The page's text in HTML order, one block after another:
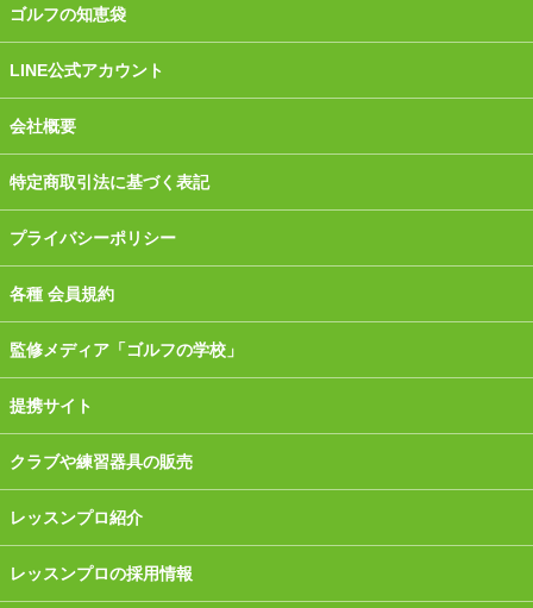
ゴルフの知恵袋
LINE公式アカウント
会社概要
特定商取引法に基づく表記
プライバシーポリシー
各種 会員規約
監修メディア「ゴルフの学校」
提携サイト
クラブや練習器具の販売
レッスンプロ紹介
レッスンプロの採用情報